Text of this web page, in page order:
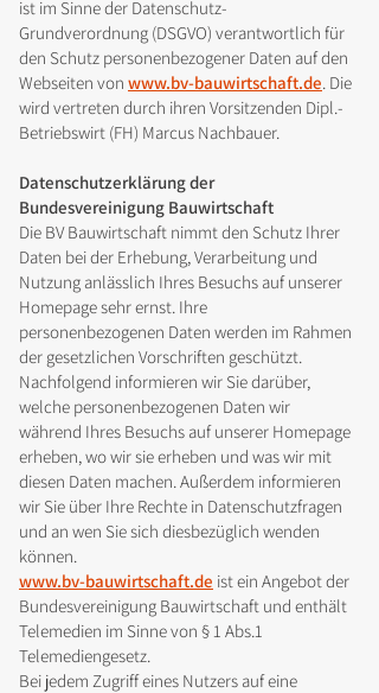
ist im Sinne der Datenschutz-
Grundverordnung (DSGVO) verantwortlich für
den Schutz personenbezogener Daten auf den
Webseiten von www.bv-bauwirtschaft.de. Die
wird vertreten durch ihren Vorsitzenden Dipl.-
Betriebswirt (FH) Marcus Nachbauer.
Datenschutzerklärung der
Bundesvereinigung Bauwirtschaft
Die BV Bauwirtschaft nimmt den Schutz Ihrer
Daten bei der Erhebung, Verarbeitung und
Nutzung anlässlich Ihres Besuchs auf unserer
Homepage sehr ernst. Ihre
personenbezogenen Daten werden im Rahmen
der gesetzlichen Vorschriften geschützt.
Nachfolgend informieren wir Sie darüber,
welche personenbezogenen Daten wir
während Ihres Besuchs auf unserer Homepage
erheben, wo wir sie erheben und was wir mit
diesen Daten machen. Außerdem informieren
wir Sie über Ihre Rechte in Datenschutzfragen
und an wen Sie sich diesbezüglich wenden
können.
www.bv-bauwirtschaft.de ist ein Angebot der
Bundesvereinigung Bauwirtschaft und enthält
Telemedien im Sinne von § 1 Abs.1
Telemediengesetz.
Bei jedem Zugriff eines Nutzers auf eine